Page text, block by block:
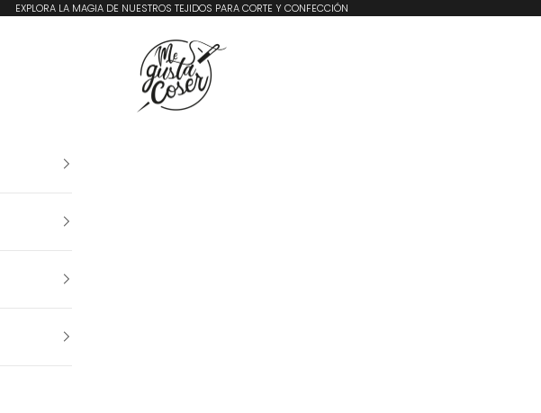
EXPLORA LA MAGIA DE NUESTROS TEJIDOS PARA CORTE Y CONFECCIÓN
Me Gusta Coser